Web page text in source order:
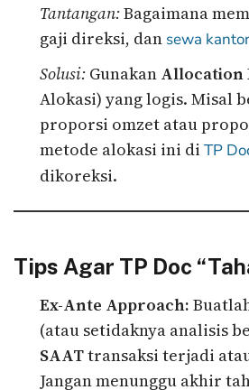
Tantangan:Bagaimana
gaji direksi, dan sewa kantor
Solusi: Gunakan Allocation
Alokasi) yang logis. Misal
proporsi omzet atau
metode alokasi ini di TP
dikoreksi.
Tips Agar TP Doc
Ex-Ante Approach:
(atau setidaknya analisis
SAATtransaksi terjadi
Jangan menunggu akhir